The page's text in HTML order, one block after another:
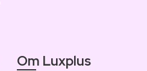
Om Luxplus